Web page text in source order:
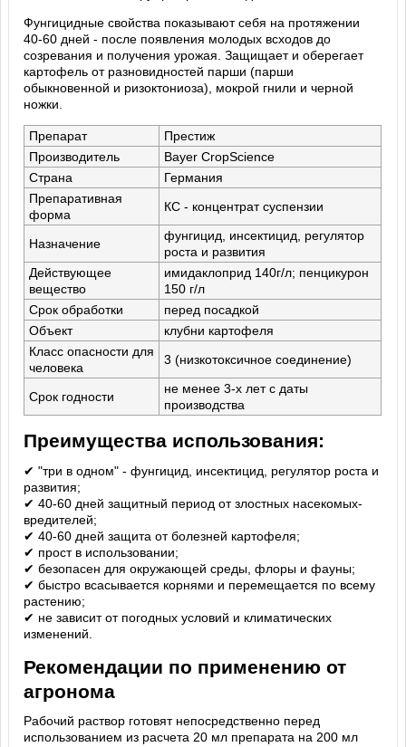
Фунгицидные свойства показывают себя на протяжении
40-60 дней - после появления молодых всходов до
созревания и получения урожая. Защищает и оберегает
картофель от разновидностей парши (парши
обыкновенной и ризоктониоза), мокрой гнили и черной
ножки.
Препарат
Престиж
Производитель
Bayer CropScience
Страна
Германия
Препаративная
форма
КС - концентрат суспензии
Назначение
фунгицид, инсектицид, регулятор
роста и развития
Действующее
вещество
имидаклоприд 140г/л; пенцикурон
150 г/л
Срок обработки
перед посадкой
Объект
клубни картофеля
Класс опасности для
человека
3 (низкотоксичное соединение)
Срок годности
не менее 3-х лет с даты
производства
Преимущества использования:
✔ "три в одном" - фунгицид, инсектицид, регулятор роста и
развития;
✔ 40-60 дней защитный период от злостных насекомых-
вредителей;
✔ 40-60 дней защита от болезней картофеля;
✔ прост в использовании;
✔ безопасен для окружающей среды, флоры и фауны;
✔ быстро всасывается корнями и перемещается по всему
растению;
✔ не зависит от погодных условий и климатических
изменений.
Рекомендации по применению от
агронома
Рабочий раствор готовят непосредственно перед
использованием из расчета 20 мл препарата на 200 мл